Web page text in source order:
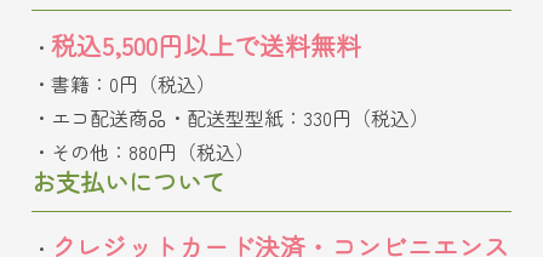
税込5,500円以上で送料無料
書籍：0円（税込）
エコ配送商品・配送型型紙：330円（税込）
その他：880円（税込）
お支払いについて
クレジットカード決済・コンビニエンス